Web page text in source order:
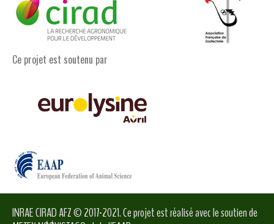
Ce projet est soutenu par
INRAE CIRAD AFZ © 2017-2021. Ce projet est réalisé avec le soutien de